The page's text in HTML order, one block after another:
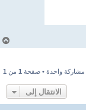
مشاركة واحدة • صفحة 1 من 1
الانتقال إلى